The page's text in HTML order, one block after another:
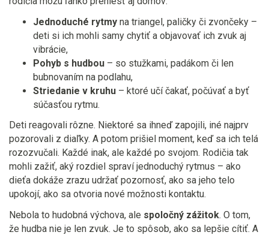
Jednoduché rytmy na triangel, paličky či zvončeky –
deti si ich mohli samy chytiť a objavovať ich zvuk aj
vibrácie,
Pohyb s hudbou – so stužkami, padákom či len
bubnovaním na podlahu,
Striedanie v kruhu – ktoré učí čakať, počúvať a byť
súčasťou rytmu.
Deti reagovali rôzne. Niektoré sa ihneď zapojili, iné najprv
pozorovali z diaľky. A potom prišiel moment, keď sa ich telá
rozozvučali. Každé inak, ale každé po svojom. Rodičia tak
mohli zažiť, aký rozdiel spraví jednoduchý rytmus – ako
dieťa dokáže zrazu udržať pozornosť, ako sa jeho telo
upokojí, ako sa otvoria nové možnosti kontaktu.
Nebola to hudobná výchova, ale spoločný zážitok. O tom,
že hudba nie je len zvuk. Je to spôsob, ako sa lepšie cítiť. A